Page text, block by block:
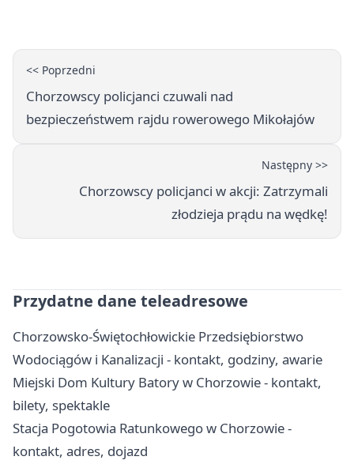
<< Poprzedni
Chorzowscy policjanci czuwali nad
bezpieczeństwem rajdu rowerowego Mikołajów
Następny >>
Chorzowscy policjanci w akcji: Zatrzymali
złodzieja prądu na wędkę!
Przydatne dane teleadresowe
Chorzowsko-Świętochłowickie Przedsiębiorstwo
Wodociągów i Kanalizacji - kontakt, godziny, awarie
Miejski Dom Kultury Batory w Chorzowie - kontakt,
bilety, spektakle
Stacja Pogotowia Ratunkowego w Chorzowie -
kontakt, adres, dojazd